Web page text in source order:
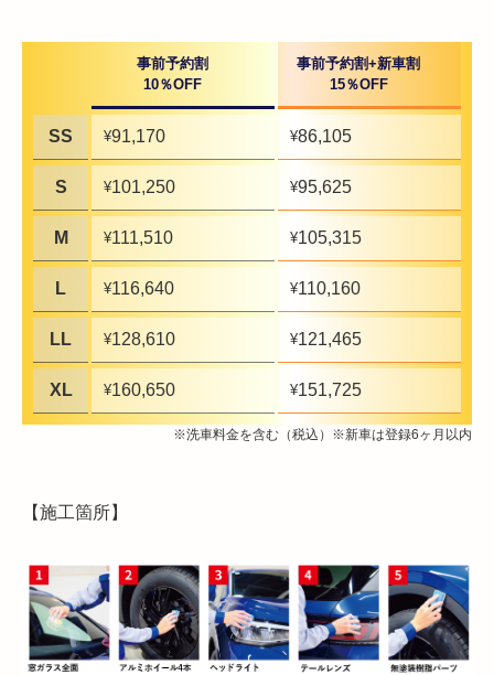
事前予約割
10％OFF
事前予約割+新車割
15％OFF
SS ¥91,170 ¥86,105
S ¥101,250 ¥95,625
M ¥111,510 ¥105,315
L ¥116,640 ¥110,160
LL ¥128,610 ¥121,465
XL ¥160,650 ¥151,725
※洗車料金を含む（税込）※新車は登録6ヶ月以内
【施工箇所】